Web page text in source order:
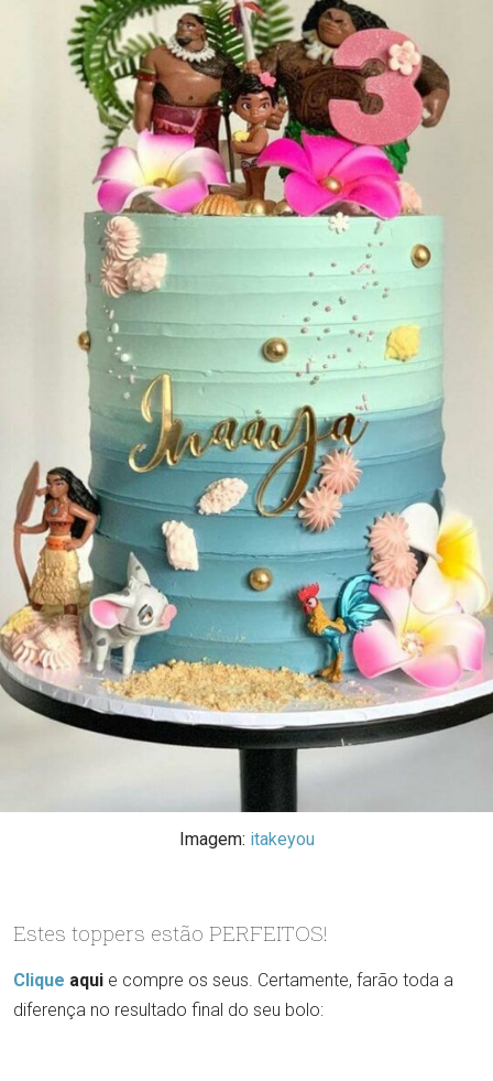
Imagem: itakeyou
Estes toppers estão PERFEITOS!
Clique aqui e compre os seus. Certamente, farão toda a
diferença no resultado final do seu bolo: